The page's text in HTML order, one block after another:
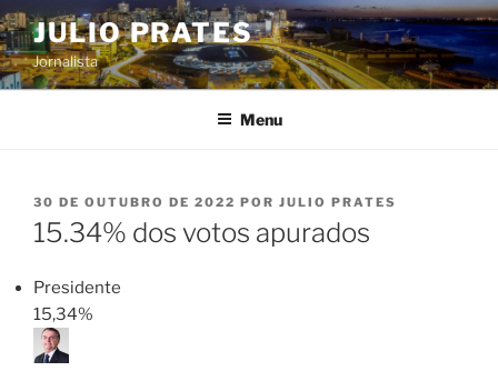
Pular
para
o
conteúdo
JULIO PRATES
Jornalista
Menu
PUBLICADO
EM
30 DE OUTUBRO DE 2022 POR JULIO PRATES
15.34% dos votos apurados
Presidente
15,34%